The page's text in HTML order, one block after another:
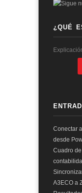
¿QUÉ
Conectar
desde
Cuadro
A3ECO a